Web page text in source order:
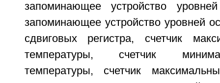
запоминающее устройство
запоминающее устройство уровней
сдвиговых регистра, счетчик
температуры, счетчик
температуры, счетчик